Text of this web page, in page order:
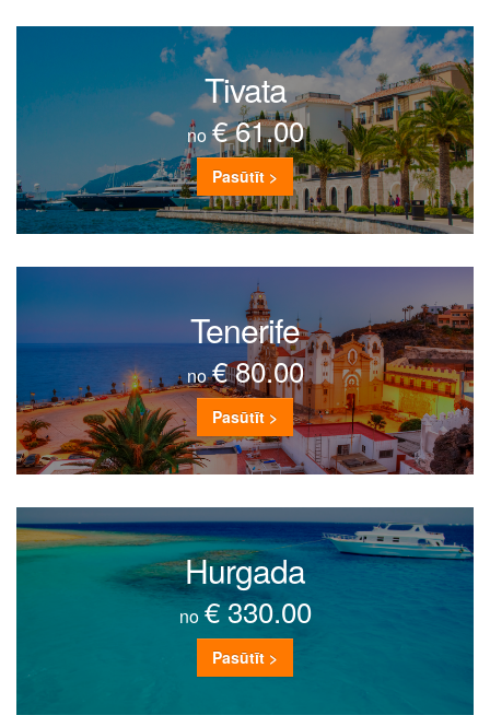
Tivata
no € 61.00
Pasūtīt >
Tenerife
no € 80.00
Pasūtīt >
Hurgada
no € 330.00
Pasūtīt >